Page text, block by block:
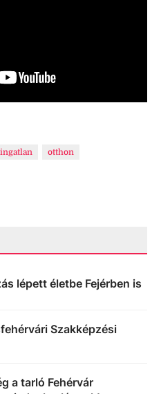
ingatlan otthon
lépett életbe Fejérben is
Szakképzési
a tarló Fehérvár